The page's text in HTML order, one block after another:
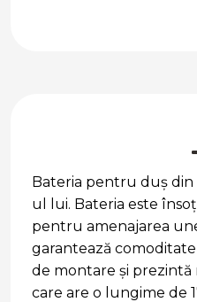
Bateria pentru duș din
ul lui. Bateria este
pentru amenajarea
garantează
de montare și prezintă
care are o lungime de